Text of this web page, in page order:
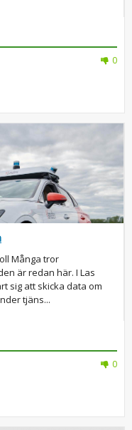
0
Många tror
är redan här. I Las
sig att skicka data om
tjäns...
0